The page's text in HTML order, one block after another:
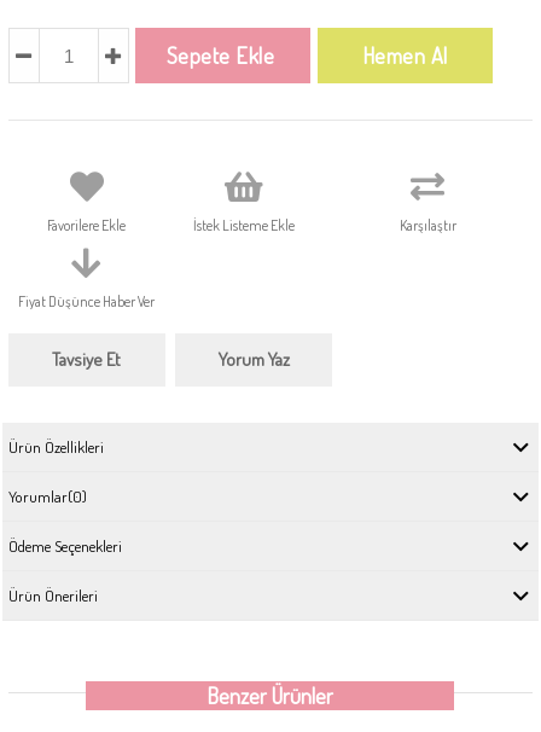
Favorilere Ekle İstek Listeme Ekle Karşılaştır
Fiyat Düşünce Haber Ver
Tavsiye Et Yorum Yaz
Ürün Özellikleri
Yorumlar(0)
Ödeme Seçenekleri
Ürün Önerileri
Benzer Ürünler